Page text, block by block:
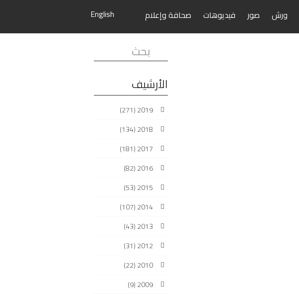
English ورش صور فيديوهات صحافة وإعلام
البحث...
الأرشيف
2019
(271)
2018
(134)
2017
(181)
2016
(82)
2015
(53)
2014
(107)
2013
(43)
2012
(31)
2010
(22)
2009
(9)